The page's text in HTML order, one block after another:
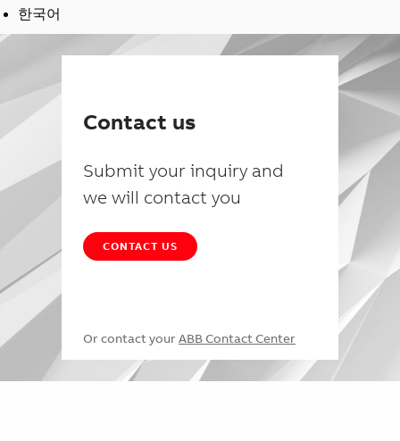
한국어
Contact us
Submit your inquiry and
we will contact you
CONTACT US
Or contact your ABB Contact Center